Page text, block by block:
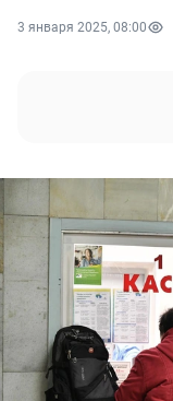
3 января 2025, 08:00